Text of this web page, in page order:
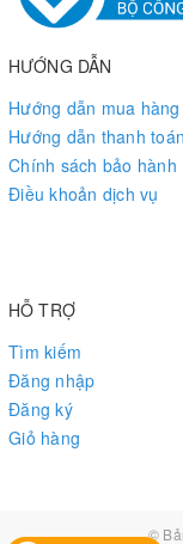
HƯỚNG DẪN
Hướng dẫn mua hàng
Hướng dẫn thanh toán
Chính sách bảo hành
Điều khoản dịch vụ
HỖ TRỢ
Tìm kiếm
Đăng nhập
Đăng ký
Giỏ hàng
©